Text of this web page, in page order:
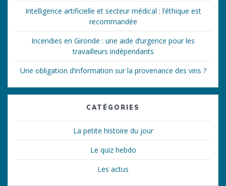
Intelligence artificielle et secteur médical : l’éthique est
recommandée
Incendies en Gironde : une aide d’urgence pour les
travailleurs indépendants
Une obligation d’information sur la provenance des vins ?
CATÉGORIES
La petite histoire du jour
Le quiz hebdo
Les actus